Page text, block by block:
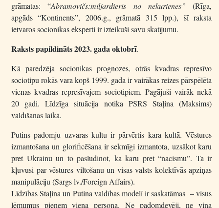
grāmatas: “Abramovičs:miljardieris no nekurienes” (Rīga,
apgāds “Kontinents”, 2006.g., grāmatā 315 lpp.), šī raksta
ietvaros socionikas eksperti ir izteikuši savu skatījumu.
Raksts papildināts 2023. gada oktobrī.
Kā paredzēja socionikas prognozes, otrās kvadras represīvo
sociotipu rokās vara kopš 1999. gada ir vairākas reizes pārspēlēta
vienas kvadras represīvajem sociotipiem. Pagājuši vairāk nekā
20 gadi. Līdzīga situācija notika PSRS Staļina (Maksims)
valdīšanas laikā.
Putins padomju uzvaras kultu ir pārvērtis kara kultā. Vēstures
izmantošana un glorificēšana ir sekmīgi izmantota, uzsākot karu
pret Ukrainu un to pasludinot, kā karu pret “nacismu”. Tā ir
kļuvusi par vēstures viltošanu un visas valsts kolektīvās apziņas
manipulāciju (Sargs lv./Foreign Affairs).
Līdzības Staļina un Putina valdības modelī ir saskatāmas – visus
lēmumus pieņem viena persona. Ne padomdevēji, ne viņa